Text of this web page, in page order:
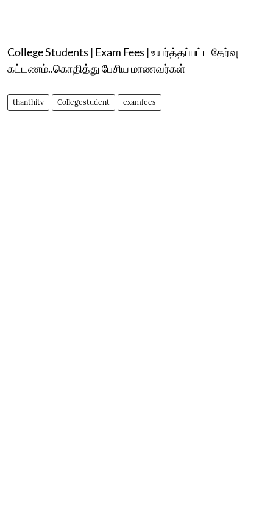
College Students | Exam Fees | உயர்த்தப்பட்ட தேர்வு
கட்டணம்..கொதித்து பேசிய மாணவர்கள்
thanthitv Collegestudent examfees